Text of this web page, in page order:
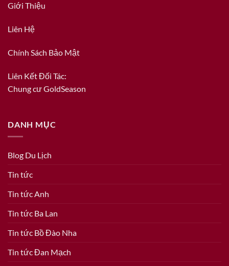
Giới Thiệu
Liên Hệ
Chính Sách Bảo Mật
Liên Kết Đối Tác:
Chung cư GoldSeason
DANH MỤC
Blog Du Lịch
Tin tức
Tin tức Anh
Tin tức Ba Lan
Tin tức Bồ Đào Nha
Tin tức Đan Mạch